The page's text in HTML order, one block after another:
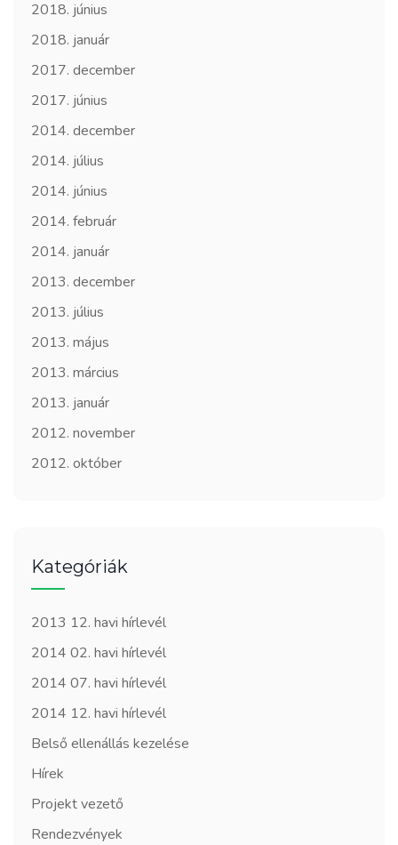
2018. június
2018. január
2017. december
2017. június
2014. december
2014. július
2014. június
2014. február
2014. január
2013. december
2013. július
2013. május
2013. március
2013. január
2012. november
2012. október
Kategóriák
2013 12. havi hírlevél
2014 02. havi hírlevél
2014 07. havi hírlevél
2014 12. havi hírlevél
Belső ellenállás kezelése
Hírek
Projekt vezető
Rendezvények